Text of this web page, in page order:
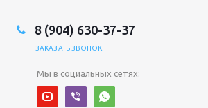
8 (904) 630-37-37
ЗАКАЗАТЬ ЗВОНОК
Мы в социальных сетях: